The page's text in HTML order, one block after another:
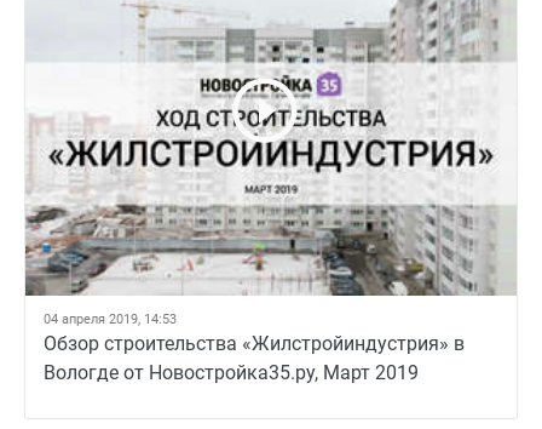
04 апреля 2019, 14:53
Обзор строительства «Жилстройиндустрия» в
Вологде от Новостройка35.ру, Март 2019